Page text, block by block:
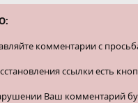
комментарии с
ссылки есть
Ваш комментарий